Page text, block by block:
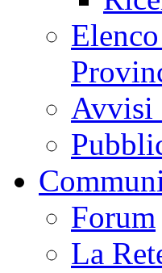
Avvisi
Forum
La